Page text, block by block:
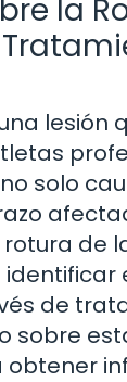
la
solo
de
de
sobre